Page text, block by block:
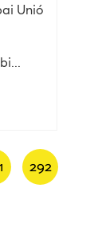
Unió
292